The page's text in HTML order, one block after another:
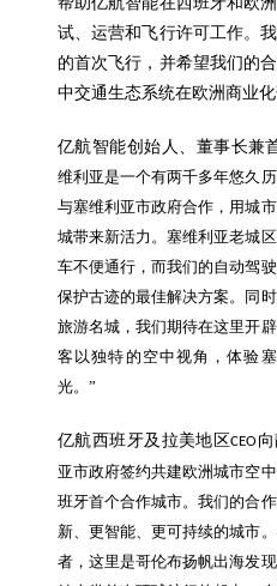
试、运营和飞行许可工作。
的首次飞行，并希望我们的
中交通生态系统在欧洲商业
亿航智能创始人、董事长兼
维利亚是一个有两千多年悠久
与塞维利亚市政府合作，用城
城带来新活力。塞维利亚老城
车不便通行 ，而我们的自动驾
保护古迹的最佳解决方案。同
旅游名城 ，我们期待在这里开
客以独特的 空中视角 ，体验
光。 ”
亿航西班牙及拉美地区CEO
亚市政府签约共建欧洲城市空
班牙首个合作城市。我们的合
新、更智能、更可持续的城市
者，这里是哥伦布扬帆出海发